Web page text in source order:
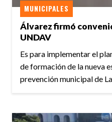
Álvarez firmó
UNDAV
MUNICIPALES
Es para implementar el
de formación de la nueva
prevención municipal de